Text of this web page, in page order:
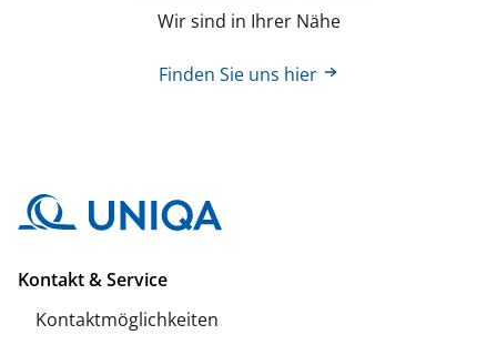
Wir sind in Ihrer Nähe
Finden Sie uns hier
Kontakt & Service
Kontaktmöglichkeiten